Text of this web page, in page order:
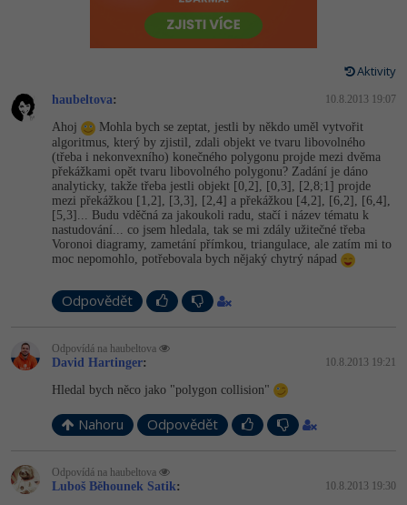
HTML5, CSS3, Bootstrap, SEO
Testování a verzování
UML a návrhové vzory
React
Spring
ASP.NET MVC
Best practices
Python
HTML / CSS
UML a návrhové vzory
MySQL/MariaDB
MS-SQL
Vývojář mobilních aplikací
C# Game developer
Webdesigner
Tester
Systémový administrátor
Grafik / UX/UI návrhář
3D grafik
Projektový manažer
Databázový analytik
Copywriter
WordPress specialista
-80%
-80%
PHP
C++ -80%
Swift -80%
Kotlin -80%
-80%
VB.NET
SQL
Návrh SW -80%
-41%
Umělá inteligence (AI)
Aktivity
haubeltova: 10.8.2013 19:07
Ahoj
Mohla bych se zeptat, jestli by někdo uměl vytvořit
algoritmus, který by zjistil, zdali objekt ve tvaru libovolného
(třeba i nekonvexního) konečného polygonu projde mezi dvěma
překážkami opět tvaru libovolného polygonu? Zadání je dáno
analyticky, takže třeba jestli objekt [0,2], [0,3], [2,8;1] projde
mezi překážkou [1,2], [3,3], [2,4] a překážkou [4,2], [6,2], [6,4],
[5,3]... Budu vděčná za jakoukoli radu, stačí i název tématu k
nastudování... co jsem hledala, tak se mi zdály užitečné třeba
Voronoi diagramy, zametání přímkou, triangulace, ale zatím mi to
moc nepomohlo, potřebovala bych nějaký chytrý nápad
Odpovědět
Odpovídá na haubeltova
David Hartinger: 10.8.2013 19:21
Hledal bych něco jako "polygon collision"
Nahoru Odpovědět
Odpovídá na haubeltova
Luboš Běhounek Satik: 10.8.2013 19:30